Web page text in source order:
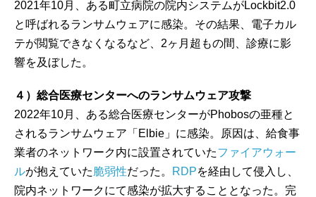
2021年10月、ある町立病院の院内システムがLockbit2.0
と呼ばれるランサムウェアに感染。その結果、電子カル
テが閲覧できなくなるなど、2ヶ月超もの間、診療に影
響を及ぼした。
４）総合医療センターへのランサムウェア攻撃
2022年10月、ある総合医療センターがPhobosの亜種と
されるランサムウェア「Elbie」に感染。原因は、給食事
業者のネットワーク内に設置されていたファイアウォー
ルが抱えていた脆弱性だった。 RDPを経由して侵入し、
院内ネットワークにて感染が拡大することとなった。完